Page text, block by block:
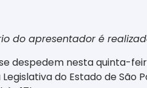
do apresentador é
despedem nesta quinta-
do Estado de